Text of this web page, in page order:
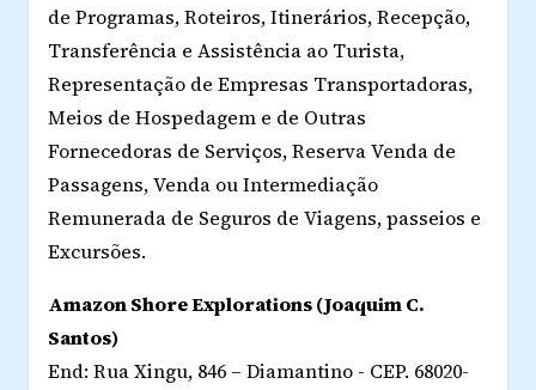
de Programas, Roteiros, Itinerários, Recepção,
Transferência e Assistência ao Turista,
Representação de Empresas Transportadoras,
Meios de Hospedagem e de Outras
Fornecedoras de Serviços, Reserva Venda de
Passagens, Venda ou Intermediação
Remunerada de Seguros de Viagens, passeios e
Excursões.
Amazon Shore Explorations (Joaquim C.
Santos)
End: Rua Xingu, 846 – Diamantino - CEP. 68020-